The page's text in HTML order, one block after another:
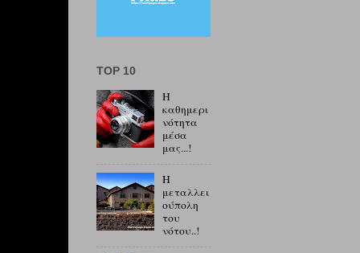
TOP 10
Η
καθημερι
νότητα
μέσα
μας...!
Η
μεταλλει
ούπολη
του
νότου..!